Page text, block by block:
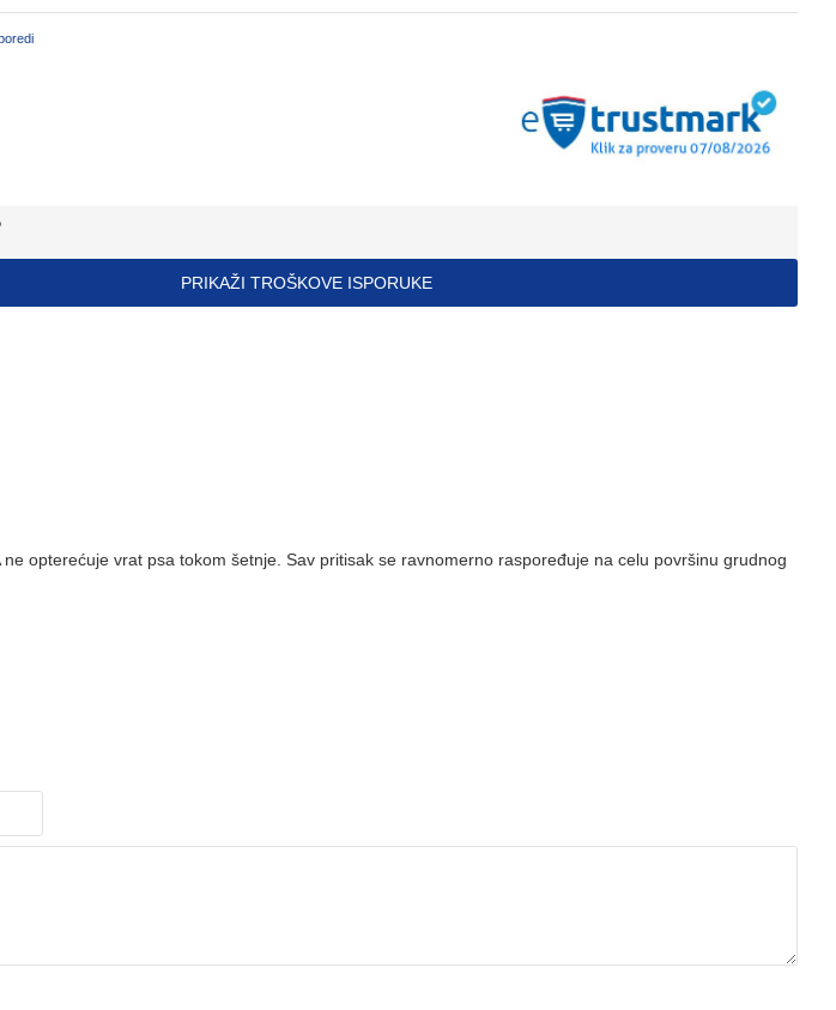
PRIKAŽI TROŠKOVE ISPORUKE
opterećuje vrat psa tokom šetnje. Sav pritisak se ravnomerno raspoređuje na celu površinu grudnog